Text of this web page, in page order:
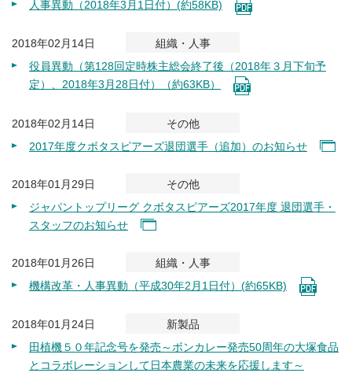
人事異動（2018年3月1日付）(約58KB)
2018年02月14日
組織・人事
役員異動（第128回定時株主総会終了後（2018年３月下旬予
定）、2018年3月28日付）（約63KB）
2018年02月14日
その他
2017年度クボタスピアーズ退団選手（追加）のお知らせ
2018年01月29日
その他
ジャパントップリーグ クボタスピアーズ2017年度 退団選手・
スタッフのお知らせ
2018年01月26日
組織・人事
機構改革・人事異動（平成30年2月1日付）(約65KB)
2018年01月24日
新製品
田植機５０年記念号を発売～ボンカレー発売50周年の大塚食品
とコラボレーションして日本農業の未来を応援します～